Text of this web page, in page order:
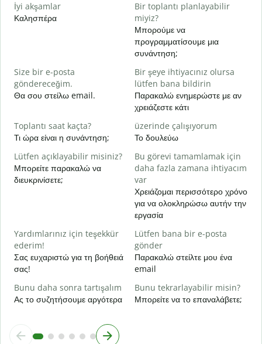
İyi akşamlar
Καλησπέρα
Bir toplantı planlayabilir
miyiz?
Μπορούμε να
προγραμματίσουμε μια
συνάντηση;
Size bir e-posta
göndereceğim.
Θα σου στείλω email.
Bir şeye ihtiyacınız olursa
lütfen bana bildirin
Παρακαλώ ενημερώστε με αν
χρειάζεστε κάτι
Toplantı saat kaçta?
Τι ώρα είναι η συνάντηση;
üzerinde çalışıyorum
Το δουλεύω
Lütfen açıklayabilir misiniz?
Μπορείτε παρακαλώ να
διευκρινίσετε;
Bu görevi tamamlamak için
daha fazla zamana ihtiyacım
var
Χρειάζομαι περισσότερο χρόνο
για να ολοκληρώσω αυτήν την
εργασία
Yardımlarınız için teşekkür
ederim!
Σας ευχαριστώ για τη βοήθειά
σας!
Lütfen bana bir e-posta
gönder
Παρακαλώ στείλτε μου ένα
email
Bunu daha sonra tartışalım
Ας το συζητήσουμε αργότερα
Bunu tekrarlayabilir misin?
Μπορείτε να το επαναλάβετε;